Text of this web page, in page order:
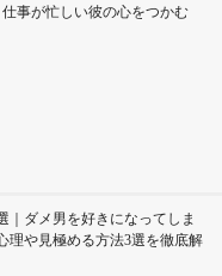
事が忙しい彼の心をつかむ
｜ダメ男を好きになってしま
理や見極める方法3選を徹底解